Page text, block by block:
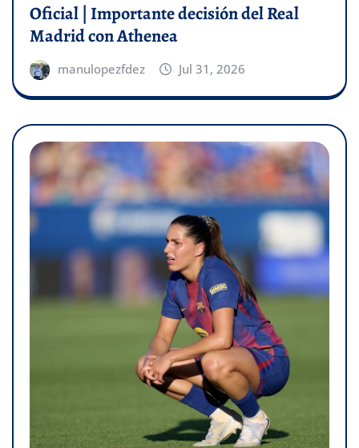
Oficial | Importante decisión del Real
Madrid con Athenea
manulopezfdez Jul 31, 2026